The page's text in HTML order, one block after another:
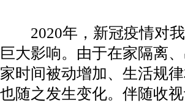
2020年，新冠疫情对我
巨大影响。由于在家隔离
家时间被动增加、生活规
也随之发生变化。伴随收